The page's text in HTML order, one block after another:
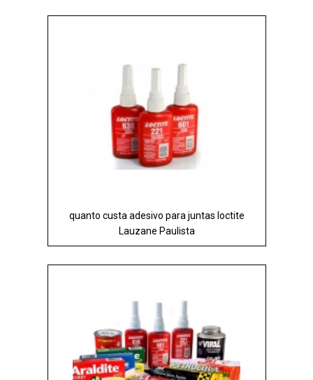
quanto custa adesivo para juntas loctite
Lauzane Paulista